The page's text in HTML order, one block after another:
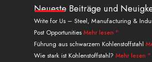
k
e
d
i
n
t
b
e
w
i
t
t
e
r
t
e
r
e
s
t
t
a
g
a
m
Neueste Beiträge und
Write for Us – Steel, Manufacturing &
Post Opportunities Mehr lesen "
Führung aus schwarzem Kohlenstoffstahl
Wie stark ist Kohlenstoffstahl? Mehr lesen "